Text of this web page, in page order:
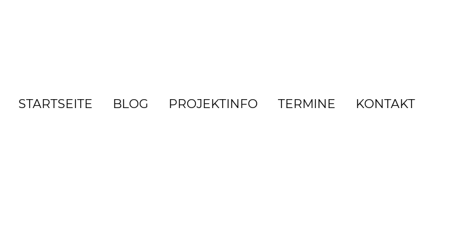
STARTSEITE BLOG PROJEKTINFO TERMINE KONTAKT